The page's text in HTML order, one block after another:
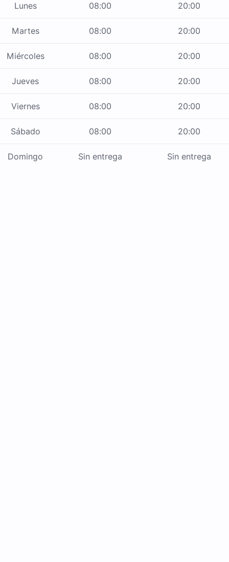
Lunes 08:00 20:00
Martes 08:00 20:00
Miércoles 08:00 20:00
Jueves 08:00 20:00
Viernes 08:00 20:00
Sábado 08:00 20:00
Domingo Sin entrega Sin entrega